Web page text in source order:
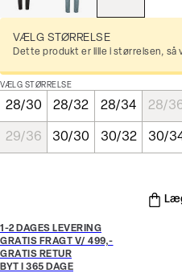
VÆLG STØRRELSE
Dette produkt er lille i størrelsen, så
VÆLG STØRRELSE
28/30 28/32 28/34 28/
29/36 30/30 30/32 30/
1-2 DAGES LEVERING
GRATIS FRAGT V/ 499,-
GRATIS RETUR
BYT I 365 DAGE